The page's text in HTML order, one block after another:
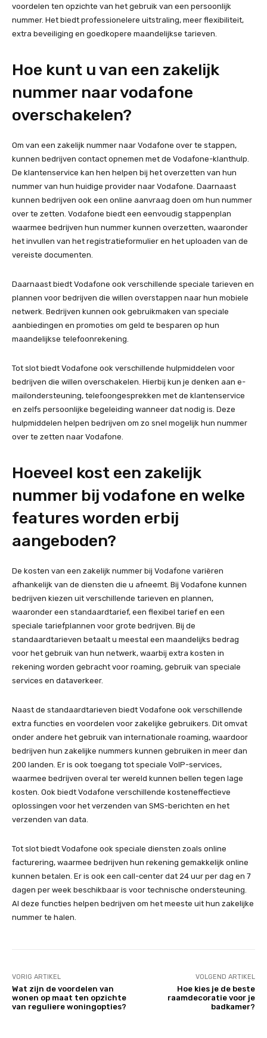
voordelen ten opzichte van het gebruik van een persoonlijk
nummer. Het biedt professionelere uitstraling, meer flexibiliteit,
extra beveiliging en goedkopere maandelijkse tarieven.
Hoe kunt u van een zakelijk
nummer naar vodafone
overschakelen?
Om van een zakelijk nummer naar Vodafone over te stappen,
kunnen bedrijven contact opnemen met de Vodafone-klanthulp.
De klantenservice kan hen helpen bij het overzetten van hun
nummer van hun huidige provider naar Vodafone. Daarnaast
kunnen bedrijven ook een online aanvraag doen om hun nummer
over te zetten. Vodafone biedt een eenvoudig stappenplan
waarmee bedrijven hun nummer kunnen overzetten, waaronder
het invullen van het registratieformulier en het uploaden van de
vereiste documenten.
Daarnaast biedt Vodafone ook verschillende speciale tarieven en
plannen voor bedrijven die willen overstappen naar hun mobiele
netwerk. Bedrijven kunnen ook gebruikmaken van speciale
aanbiedingen en promoties om geld te besparen op hun
maandelijkse telefoonrekening.
Tot slot biedt Vodafone ook verschillende hulpmiddelen voor
bedrijven die willen overschakelen. Hierbij kun je denken aan e-
mailondersteuning, telefoongesprekken met de klantenservice
en zelfs persoonlijke begeleiding wanneer dat nodig is. Deze
hulpmiddelen helpen bedrijven om zo snel mogelijk hun nummer
over te zetten naar Vodafone.
Hoeveel kost een zakelijk
nummer bij vodafone en welke
features worden erbij
aangeboden?
De kosten van een zakelijk nummer bij Vodafone variëren
afhankelijk van de diensten die u afneemt. Bij Vodafone kunnen
bedrijven kiezen uit verschillende tarieven en plannen,
waaronder een standaardtarief, een flexibel tarief en een
speciale tariefplannen voor grote bedrijven. Bij de
standaardtarieven betaalt u meestal een maandelijks bedrag
voor het gebruik van hun netwerk, waarbij extra kosten in
rekening worden gebracht voor roaming, gebruik van speciale
services en dataverkeer.
Naast de standaardtarieven biedt Vodafone ook verschillende
extra functies en voordelen voor zakelijke gebruikers. Dit omvat
onder andere het gebruik van internationale roaming, waardoor
bedrijven hun zakelijke nummers kunnen gebruiken in meer dan
200 landen. Er is ook toegang tot speciale VoIP-services,
waarmee bedrijven overal ter wereld kunnen bellen tegen lage
kosten. Ook biedt Vodafone verschillende kosteneffectieve
oplossingen voor het verzenden van SMS-berichten en het
verzenden van data.
Tot slot biedt Vodafone ook speciale diensten zoals online
facturering, waarmee bedrijven hun rekening gemakkelijk online
kunnen betalen. Er is ook een call-center dat 24 uur per dag en 7
dagen per week beschikbaar is voor technische ondersteuning.
Al deze functies helpen bedrijven om het meeste uit hun zakelijke
nummer te halen.
VORIG ARTIKEL
Wat zijn de voordelen van
wonen op maat ten opzichte
van reguliere woningopties?
VOLGEND ARTIKEL
Hoe kies je de beste
raamdecoratie voor je
badkamer?